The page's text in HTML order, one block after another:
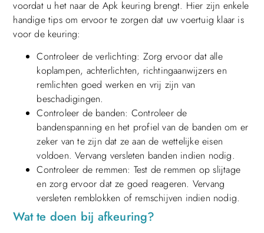
voordat u het naar de Apk keuring brengt. Hier zijn enkele
handige tips om ervoor te zorgen dat uw voertuig klaar is
voor de keuring:
Controleer de verlichting: Zorg ervoor dat alle
koplampen, achterlichten, richtingaanwijzers en
remlichten goed werken en vrij zijn van
beschadigingen.
Controleer de banden: Controleer de
bandenspanning en het profiel van de banden om er
zeker van te zijn dat ze aan de wettelijke eisen
voldoen. Vervang versleten banden indien nodig.
Controleer de remmen: Test de remmen op slijtage
en zorg ervoor dat ze goed reageren. Vervang
versleten remblokken of remschijven indien nodig.
Wat te doen bij afkeuring?